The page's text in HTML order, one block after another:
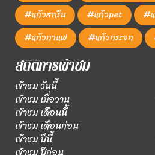
#แก้วสกรีน
#แก้วpet #
#แก้วกาแฟ
#แก้วกระจก
สถิติการเข้าชม
เข้าชม วันนี้
เข้าชม เมื่อวาน
เข้าชม เดือนนี้
เข้าชม เดือนก่อน
เข้าชม ปีนี้